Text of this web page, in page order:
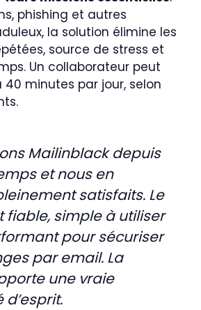
phishing et autres
la solution élimine les
source de stress et
Un collaborateur peut
40 minutes par jour, selon
Mailinblack depuis
et nous en
satisfaits. Le
fiable, simple à utiliser
pour sécuriser
par email. La
une vraie